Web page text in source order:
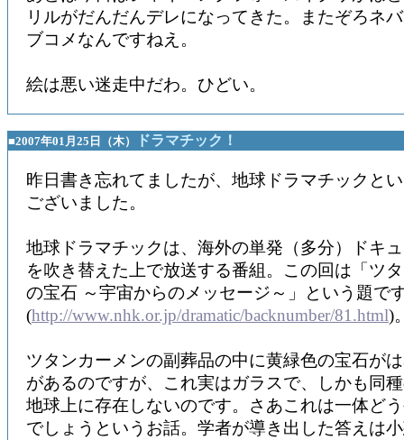
リルがだんだんデレになってきた。またぞろネ
ブコメなんですねえ。
絵は悪い迷走中だわ。ひどい。
■2007年01月25日（木） ドラマチック！
昨日書き忘れてましたが、地球ドラマチックと
ございました。
地球ドラマチックは、海外の単発（多分）ドキ
を吹き替えた上で放送する番組。この回は「ツ
の宝石 ～宇宙からのメッセージ～」という題で
(http://www.nhk.or.jp/dramatic/backnumber/81.html)
ツタンカーメンの副葬品の中に黄緑色の宝石が
があるのですが、これ実はガラスで、しかも同
地球上に存在しないのです。さあこれは一体ど
でしょうというお話。学者が導き出した答えは